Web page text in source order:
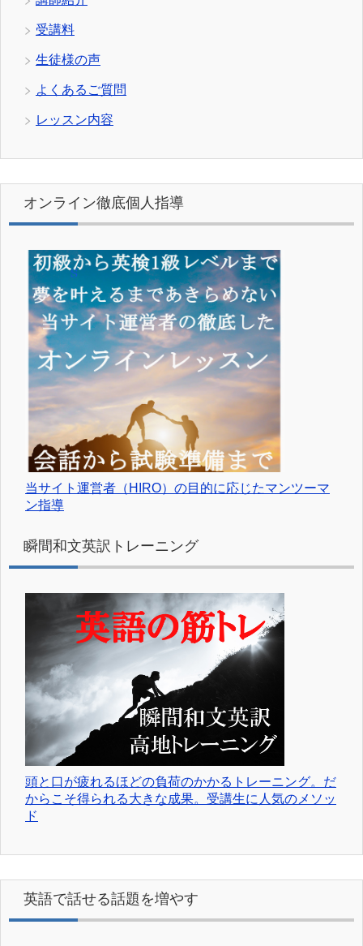
受講料
生徒様の声
よくあるご質問
レッスン内容
オンライン徹底個人指導
当サイト運営者（HIRO）の目的に応じたマンツーマ
ン指導
瞬間和文英訳トレーニング
頭と口が疲れるほどの負荷のかかるトレーニング。だ
からこそ得られる大きな成果。受講生に人気のメソッ
ド
英語で話せる話題を増やす